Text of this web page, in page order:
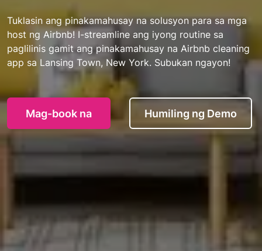
Tuklasin ang pinakamahusay na solusyon para sa mga
host ng Airbnb! I-streamline ang iyong routine sa
paglilinis gamit ang pinakamahusay na Airbnb cleaning
app sa Lansing Town, New York. Subukan ngayon!
Mag-book na Humiling ng Demo